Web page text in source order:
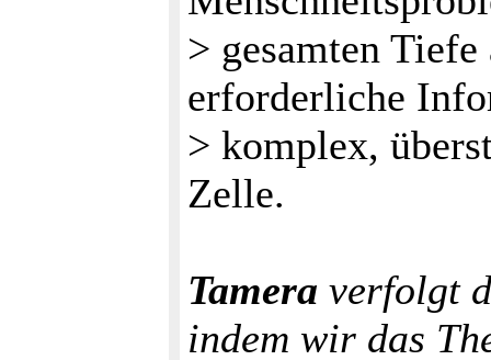
> gesamten
erforderliche
> komplex,
Zelle.
Tamera verfolgt
indem wir das